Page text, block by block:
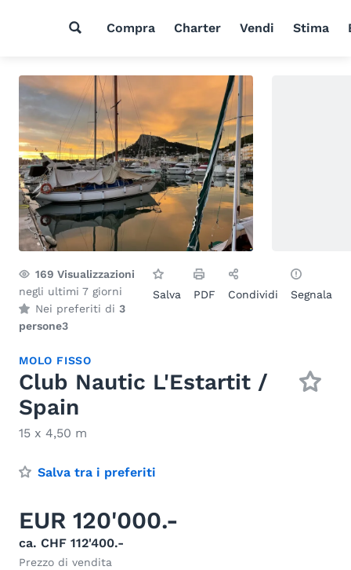
Compra Charter Vendi Stima
169 Visualizzazioni
negli ultimi 7 giorni
Nei preferiti di 3
persone3
Salva PDF Condividi Segnala
MOLO FISSO
Club Nautic L'Estartit /
Spain
15 x 4,50 m
Salva tra i preferiti
EUR 120'000.-
ca. CHF 112'400.-
Prezzo di vendita